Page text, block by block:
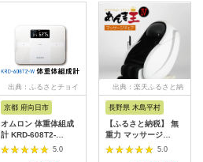
出典：ふるさとチョイ
京都 府向日市
オムロン 体重体組成
計 KRD-608T2-
W[№5223-0165]
5.0
出典：楽天ふるさと納
長野県 木島平村
【ふるさと納税】 無
重力 マッサージ
R1500-01 あんま王4
| 日用品 家電 マッサ
5.0